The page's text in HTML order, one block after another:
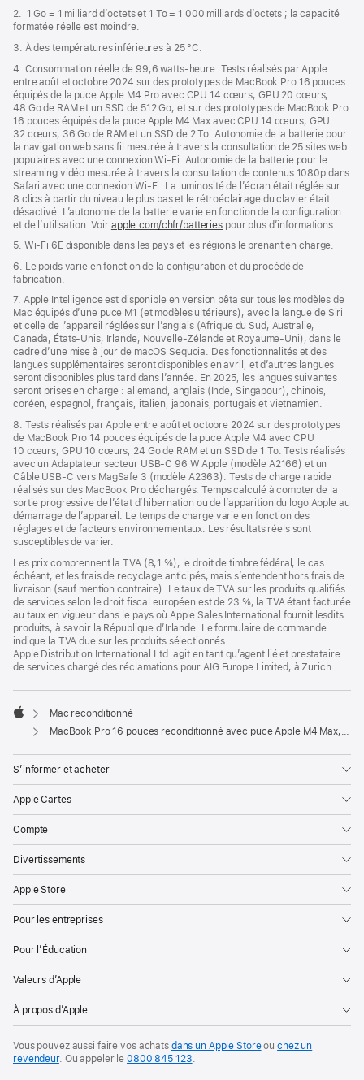
2. 1 Go = 1 milliard d’octets et 1 To = 1 000 milliards d’octets ; la capacité
formatée réelle est moindre.
3. À des températures inférieures à 25 °C.
4. Consommation réelle de 99,6 watts‑heure. Tests réalisés par Apple
entre août et octobre 2024 sur des prototypes de MacBook Pro 16 pouces
équipés de la puce Apple M4 Pro avec CPU 14 cœurs, GPU 20 cœurs,
48 Go de RAM et un SSD de 512 Go, et sur des prototypes de MacBook Pro
16 pouces équipés de la puce Apple M4 Max avec CPU 14 cœurs, GPU
32 cœurs, 36 Go de RAM et un SSD de 2 To. Autonomie de la batterie pour
la navigation web sans fil mesurée à travers la consultation de 25 sites web
populaires avec une connexion Wi-Fi. Autonomie de la batterie pour le
streaming vidéo mesurée à travers la consultation de contenus 1080p dans
Safari avec une connexion Wi-Fi. La luminosité de l’écran était réglée sur
8 clics à partir du niveau le plus bas et le rétroéclairage du clavier était
désactivé. L’autonomie de la batterie varie en fonction de la configuration
et de l’utilisation. Voir apple.com/chfr/batteries pour plus d’informations.
5. Wi-Fi 6E disponible dans les pays et les régions le prenant en charge.
6. Le poids varie en fonction de la configuration et du procédé de
fabrication.
7. Apple Intelligence est disponible en version bêta sur tous les modèles de
Mac équipés d’une puce M1 (et modèles ultérieurs), avec la langue de Siri
et celle de l’appareil réglées sur l’anglais (Afrique du Sud, Australie,
Canada, États-Unis, Irlande, Nouvelle-Zélande et Royaume-Uni), dans le
cadre d’une mise à jour de macOS Sequoia. Des fonctionnalités et des
langues supplémentaires seront disponibles en avril, et d’autres langues
seront disponibles plus tard dans l’année. En 2025, les langues suivantes
seront prises en charge : allemand, anglais (Inde, Singapour), chinois,
coréen, espagnol, français, italien, japonais, portugais et vietnamien.
8. Tests réalisés par Apple entre août et octobre 2024 sur des prototypes
de MacBook Pro 14 pouces équipés de la puce Apple M4 avec CPU
10 cœurs, GPU 10 cœurs, 24 Go de RAM et un SSD de 1 To. Tests réalisés
avec un Adaptateur secteur USB-C 96 W Apple (modèle A2166) et un
Câble USB-C vers MagSafe 3 (modèle A2363). Tests de charge rapide
réalisés sur des MacBook Pro déchargés. Temps calculé à compter de la
sortie progressive de l’état d’hibernation ou de l’apparition du logo Apple au
démarrage de l’appareil. Le temps de charge varie en fonction des
réglages et de facteurs environnementaux. Les résultats réels sont
susceptibles de varier.
Les prix comprennent la TVA (8,1 %), le droit de timbre fédéral, le cas
échéant, et les frais de recyclage anticipés, mais s’entendent hors frais de
livraison (sauf mention contraire). Le taux de TVA sur les produits qualifiés
de services selon le droit fiscal européen est de 23 %, la TVA étant facturée
au taux en vigueur dans le pays où Apple Sales International fournit lesdits
produits, à savoir la République d’Irlande. Le formulaire de commande
indique la TVA due sur les produits sélectionnés.
Apple Distribution International Ltd. agit en tant qu’agent lié et prestataire
de services chargé des réclamations pour AIG Europe Limited, à Zurich.
Apple
Mac reconditionné
MacBook Pro 16 pouces reconditionné avec puce Apple M4 Max, CPU 14 cœurs et GPU 32 cœurs - Argent
S’informer et acheter
Apple Cartes
Compte
Divertissements
Apple Store
Pour les entreprises
Pour l’Éducation
Valeurs d’Apple
À propos d’Apple
Vous pouvez aussi faire vos achats dans un Apple Storeouchez un
revendeur. Ouappeler le0800 845 123.